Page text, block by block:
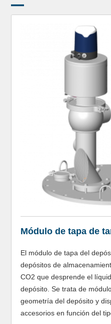
Módulo de tapa de
El módulo de tapa del
depósitos de
CO2 que desprende el
depósito. Se trata de
geometría del depósito y
accesorios en función del